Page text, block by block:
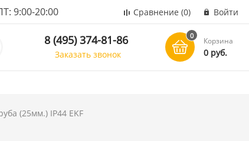
9:00-20:00 Сравнение (0) Войти
8 (495) 374-81-86
Заказать звонок
0
Корзина
0 руб.
(25мм.) IP44 EKF